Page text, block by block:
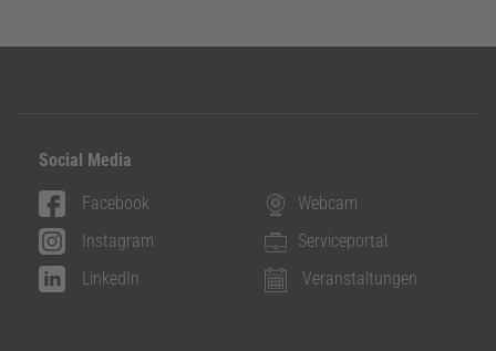
Social Media
Facebook
Instagram
LinkedIn
Webcam
Serviceportal
Veranstaltungen